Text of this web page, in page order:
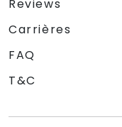
Reviews
Carrières
FAQ
T&C